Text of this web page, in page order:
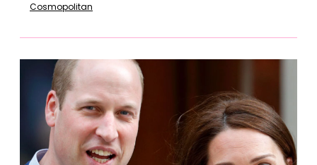
Cosmopolitan